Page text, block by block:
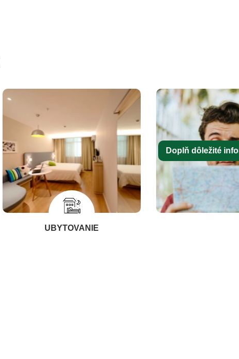
UBYTOVANIE
Doplň dôležité